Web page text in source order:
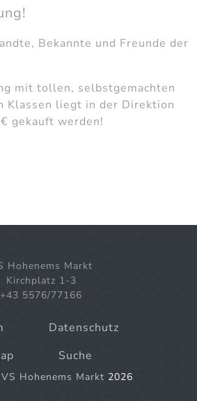
Bekannte und Freunde der
mit tollen, selbstgemachten
Klassen liegt in der Direktion
gekauft werden!
Hohenems Markt
Kirchplatz 1-3
+43 5576/77166
Datenschutz
Suche
VS Hohenems Markt 2026